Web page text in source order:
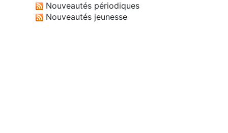
Nouveautés périodiques
Nouveautés jeunesse